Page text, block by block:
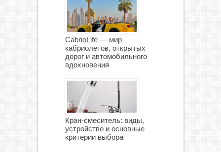
CabrioLife — мир
кабриолетов, открытых
дорог и автомобильного
вдохновения
Кран-смеситель: виды,
устройство и основные
критерии выбора